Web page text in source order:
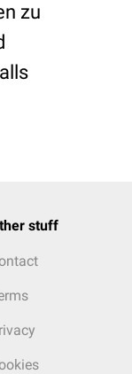
zu
stuff